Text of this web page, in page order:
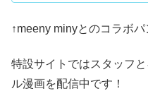
↑meeny minyとのコラボパ
特設サイトではスタッフ
ル漫画を配信中です！